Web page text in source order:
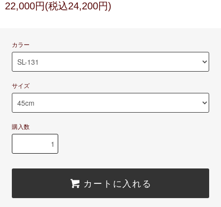
22,000円(税込24,200円)
カラー
サイズ
購入数
カートに入れる